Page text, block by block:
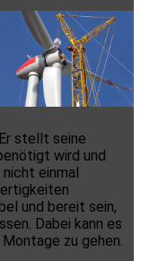
stellt seine
wird und
einmal
und bereit sein,
Dabei kann es
zu gehen.